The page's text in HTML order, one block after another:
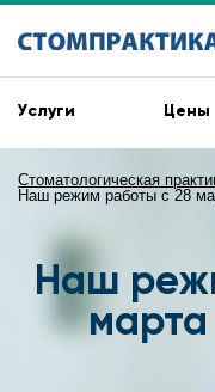
Услуги Цены
Стоматологическая
Наш режим работы с 28
Наш
марта